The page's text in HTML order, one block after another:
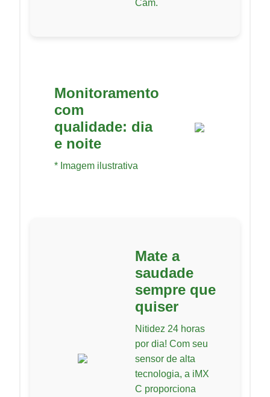
Cam.
Monitoramento
com
qualidade: dia
e noite
* Imagem ilustrativa
Mate a
saudade
sempre que
quiser
Nitidez 24 horas
por dia! Com seu
sensor de alta
tecnologia, a iMX
C proporciona